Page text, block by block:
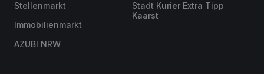
Stellenmarkt
Immobilienmarkt
AZUBI NRW
Stadt Kurier Extra Tipp
Kaarst